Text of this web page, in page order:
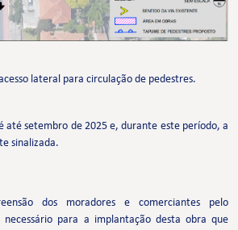
lateral para circulação de pedestres.
até setembro de 2025 e, durante este período, a
sinalizada.
dos moradores e comerciantes pelo
para a implantação desta obra que